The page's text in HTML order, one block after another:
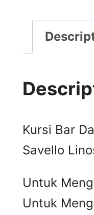
Kursi Bar
Savello
Untuk
Untuk